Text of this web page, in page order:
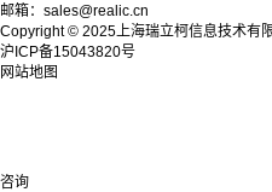
邮箱：sales@realic.cn
Copyright © 2025上海瑞立柯信息技术有
沪ICP备15043820号
网站地图
咨询